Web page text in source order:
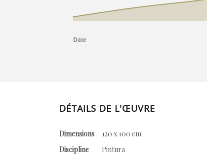
DÉTAILS DE L'ŒUVRE
Dimensions
120 x 100 cm
Discipline
Pintura